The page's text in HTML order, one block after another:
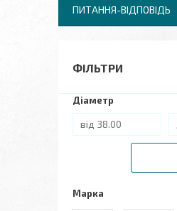
ПИТАННЯ-ВІДПОВІДЬ
ФІЛЬТРИ
Діаметр
Марка